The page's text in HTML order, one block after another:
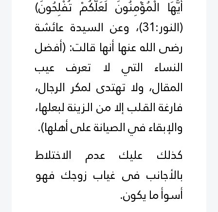
أَيُّهَا الْمُؤْمِنُونَ لَعَلَّكُمْ تُفْلِحُونَ(
(النور:31)، وعن السيدة عائشة
رضى الله عنها أنها قالت: (أفضل
النساء التي لا تعرف عيب
المقال، ولا تهتدى لمكر الرجال،
فارغة القـلب إلا من الـزينة لبعلها،
والإبقاء في الصيانة على أهلها).
كذلك عليك عدم الاختلاط
بالأجانب فى غياب زوجك فهو
أسوأ ما يكون.